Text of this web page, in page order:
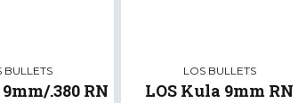
BULLETS
.380 RN
LOS BULLETS
LOS Kula 9mm RN